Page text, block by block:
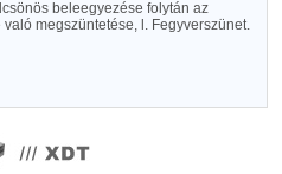
beleegyezése folytán az
megszüntetése, l. Fegyverszünet.